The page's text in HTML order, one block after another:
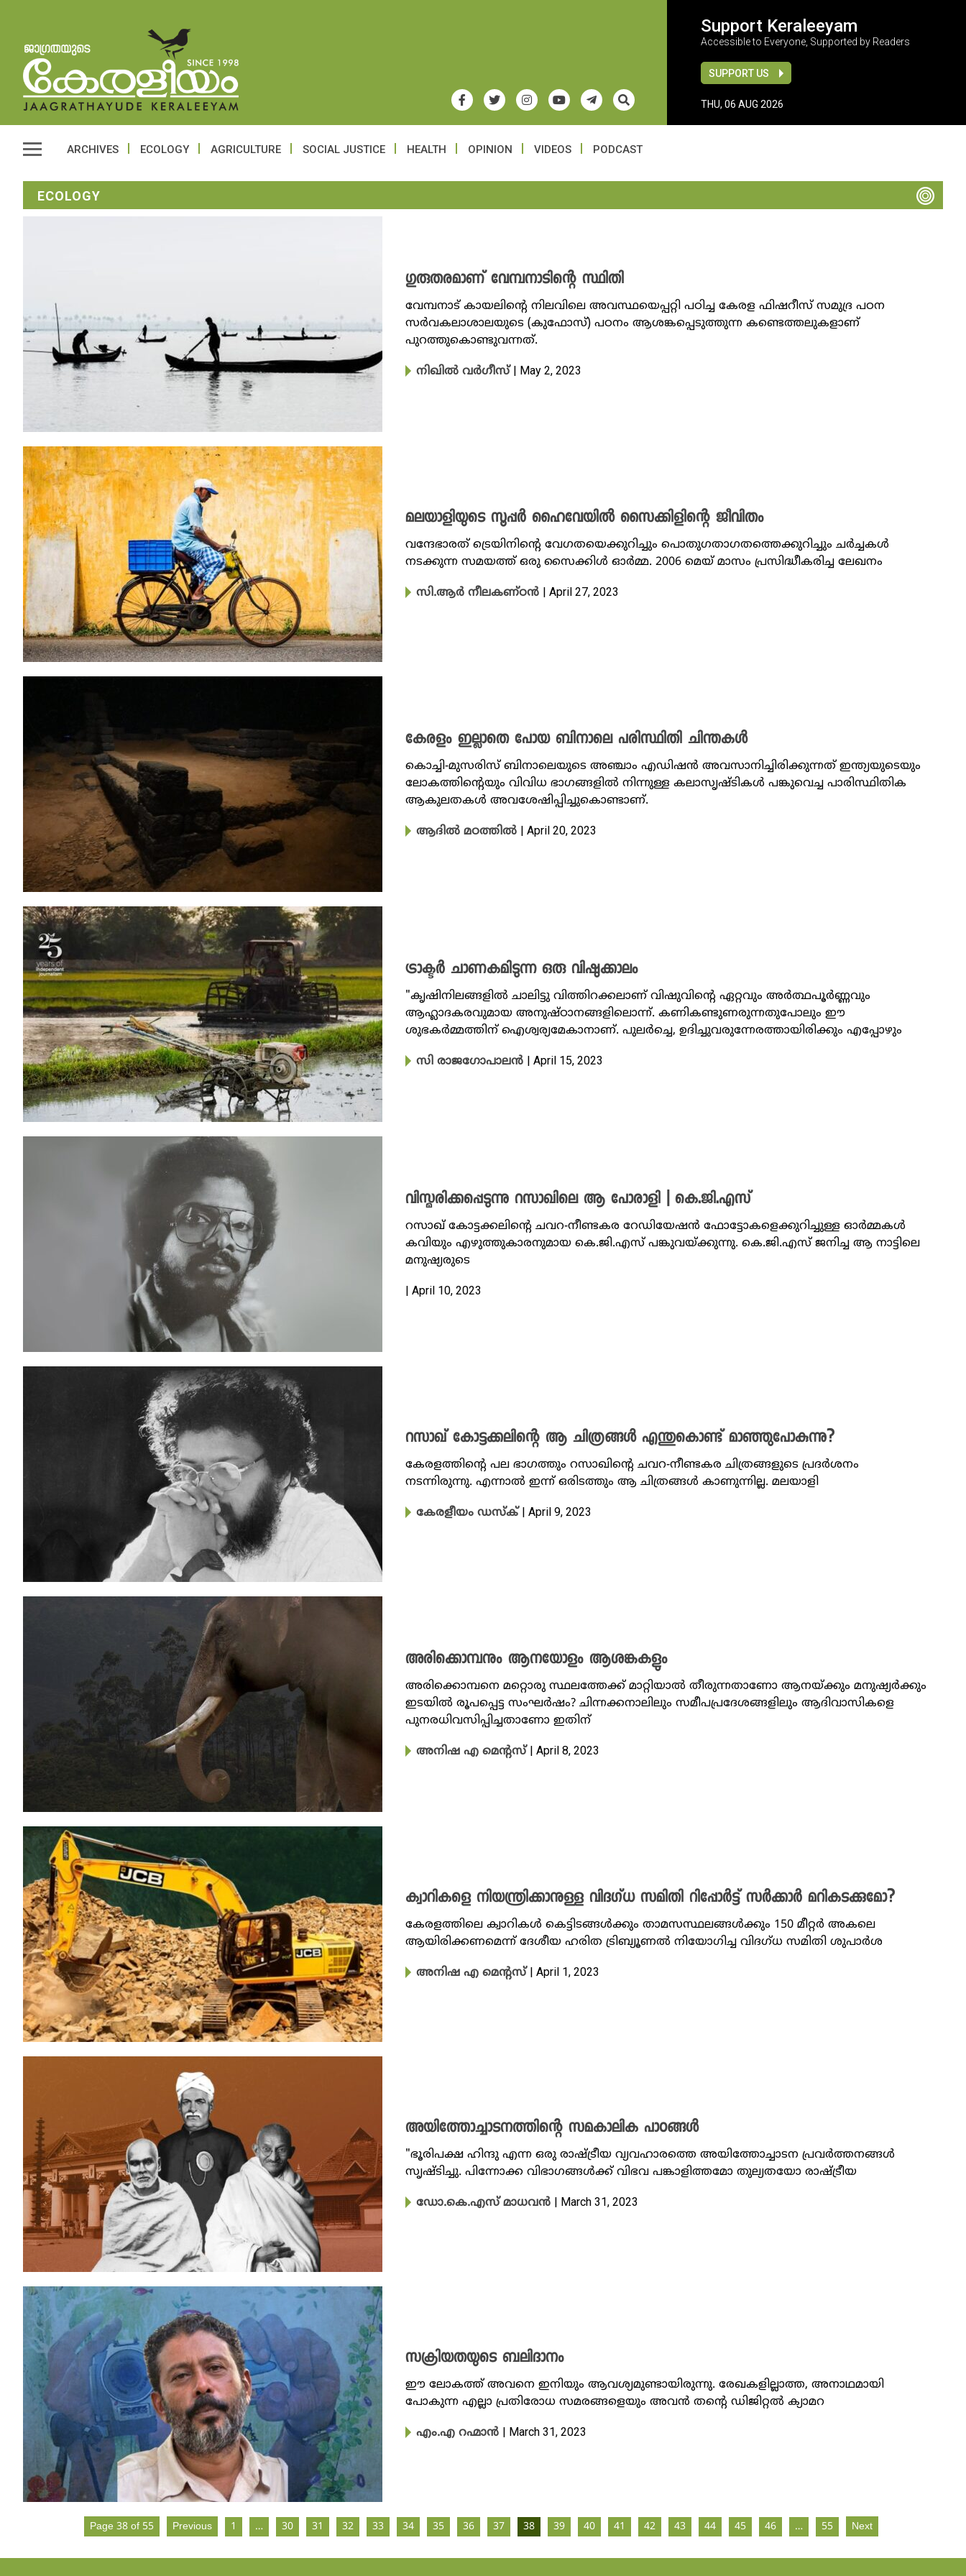
Support Keraleeyam
Accessible to Everyone, Supported by Readers
SUPPORT US
THU, 06 AUG 2026
ARCHIVES ECOLOGY AGRICULTURE SOCIAL JUSTICE HEALTH OPINION VIDEOS PODCAST
ECOLOGY
​ഗുരുതരമാണ് വേമ്പനാടിന്റെ സ്ഥിതി
വേമ്പനാട് കായലിന്റെ നിലവിലെ അവസ്ഥയെപ്പറ്റി പഠിച്ച കേരള ഫിഷറീസ് സമുദ്ര പഠന
സർവകലാശാലയുടെ (കുഫോസ്) പഠനം ആശങ്കപ്പെടുത്തുന്ന കണ്ടെത്തലുകളാണ്
പുറത്തുകൊണ്ടുവന്നത്.
നിഖില്‍ വര്‍ഗീസ്‌ | May 2, 2023
മലയാളിയുടെ സൂപ്പർ ഹൈവേയിൽ സൈക്കിളിന്റെ ജീവിതം
വന്ദേഭാരത് ട്രെയിനിന്റെ വേ​ഗതയെക്കുറിച്ചും പൊതു​ഗതാ​ഗതത്തെക്കുറിച്ചും ചർച്ചകൾ
നടക്കുന്ന സമയത്ത് ഒരു സൈക്കിൾ ഓർമ്മ. 2006 മെയ് മാസം പ്രസിദ്ധീകരിച്ച ലേഖനം
സി.ആർ നീലകണ്ഠൻ | April 27, 2023
കേരളം ഇല്ലാതെ പോയ ബിനാലെ പരിസ്ഥിതി ചിന്തകൾ
കൊച്ചി-മുസരിസ് ബിനാലെയുടെ അഞ്ചാം എഡിഷൻ അവസാനിച്ചിരിക്കുന്നത് ഇന്ത്യയുടെയും
ലോകത്തിന്റെയും വിവിധ ഭാ​ഗങ്ങളിൽ നിന്നുള്ള കലാസൃഷ്ടികൾ പങ്കുവെച്ച പാരിസ്ഥിതിക
ആകുലതകൾ അവശേഷിപ്പിച്ചുകൊണ്ടാണ്.
ആദിൽ മഠത്തിൽ | April 20, 2023
ട്രാക്ടർ ചാണകമിടുന്ന ഒരു വിഷുക്കാലം
"കൃഷിനിലങ്ങളിൽ ചാലിട്ടു വിത്തിറക്കലാണ് വിഷുവിന്റെ ഏറ്റവും അർത്ഥപൂർണ്ണവും
ആഹ്ലാദകരവുമായ അനുഷ്ഠാനങ്ങളിലൊന്ന്. കണികണ്ടുണരുന്നതുപോലും ഈ
ശുഭകർമ്മത്തിന് ഐശ്വര്യമേകാനാണ്. പുലർച്ചെ, ഉദിച്ചുവരുന്നേരത്തായിരിക്കും എപ്പോഴും
സി രാജ​ഗോപാലൻ | April 15, 2023
വിസ്മരിക്കപ്പെടുന്നു റസാഖിലെ ആ പോരാളി | കെ.ജി.എസ്
റസാഖ് കോട്ടക്കലിന്റെ ചവറ-നീണ്ടകര റേഡിയേഷൻ ഫോട്ടോകളെക്കുറിച്ചുള്ള ഓർമ്മകൾ
കവിയും എഴുത്തുകാരനുമായ കെ.ജി.എസ് പങ്കുവയ്ക്കുന്നു. കെ.ജി.എസ് ജനിച്ച ആ നാട്ടിലെ
മനുഷ്യരുടെ
| April 10, 2023
റസാഖ് കോട്ടക്കലിന്റെ ആ ചിത്രങ്ങൾ എന്തുകൊണ്ട് മാഞ്ഞുപോകുന്നു?
കേരളത്തിന്റെ പല ഭാഗത്തും റസാഖിന്റെ ചവറ-നീണ്ടകര ചിത്രങ്ങളുടെ പ്രദർശനം
നടന്നിരുന്നു. എന്നാൽ ഇന്ന് ഒരിടത്തും ആ ചിത്രങ്ങൾ കാണുന്നില്ല. മലയാളി
കേരളീയം ഡസ്ക് | April 9, 2023
അരിക്കൊമ്പനും ആനയോളം ആശങ്കകളും
അരിക്കൊമ്പനെ മറ്റൊരു സ്ഥലത്തേക്ക് മാറ്റിയാൽ തീരുന്നതാണോ ആനയ്ക്കും മനുഷ്യർക്കും
ഇടയിൽ രൂപപ്പെട്ട സംഘർഷം? ചിന്നക്കനാലിലും സമീപപ്രദേശങ്ങളിലും ആദിവാസികളെ
പുനരധിവസിപ്പിച്ചതാണോ ഇതിന്
അനിഷ എ മെന്റസ് | April 8, 2023
ക്വാറികളെ നിയന്ത്രിക്കാനുള്ള വിദ​ഗ്ധ സമിതി റിപ്പോർട്ട് സർക്കാർ മറികടക്കുമോ?
കേരളത്തിലെ ക്വാറികൾ കെട്ടിടങ്ങൾക്കും താമസസ്ഥലങ്ങൾക്കും 150 മീറ്റർ അകലെ
ആയിരിക്കണമെന്ന് ദേശീയ ഹരിത ട്രിബ്യൂണൽ നിയോഗിച്ച വിദഗ്ധ സമിതി ശുപാർശ
അനിഷ എ മെന്റസ് | April 1, 2023
അയിത്തോച്ചാടനത്തിന്റെ സമകാലിക പാഠങ്ങൾ
"ഭൂരിപക്ഷ ഹിന്ദു എന്ന ഒരു രാഷ്ട്രീയ വ്യവഹാരത്തെ അയിത്തോച്ചാടന പ്രവർത്തനങ്ങൾ
സൃഷ്ടിച്ചു. പിന്നോക്ക വിഭാഗങ്ങൾക്ക് വിഭവ പങ്കാളിത്തമോ തുല്യതയോ രാഷ്ട്രീയ
ഡോ.കെ.എസ് മാധവൻ | March 31, 2023
സക്രിയതയുടെ ബലിദാനം
ഈ ലോകത്ത് അവനെ ഇനിയും ആവശ്യമുണ്ടായിരുന്നു. രേഖകളില്ലാത്ത, അനാഥമായി
പോകുന്ന എല്ലാ പ്രതിരോധ സമരങ്ങളെയും അവൻ തന്റെ ഡിജിറ്റൽ ക്യാമറ
എം.എ റഹ്മാൻ | March 31, 2023
Page 38 of 55 Previous 1 … 30 31 32 33 34 35 36 37 38 39 40 41 42 43 44 45 46 … 55 Next